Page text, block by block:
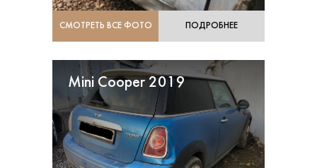
СМОТРЕТЬ ВСЕ ФОТО ПОДРОБНЕЕ
Mini Cooper 2019